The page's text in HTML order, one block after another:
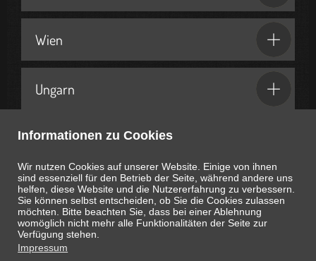
Informationen zu Cookies
Wir nutzen Cookies auf unserer Website. Einige von ihnen
sind essenziell für den Betrieb der Seite, während andere uns
helfen, diese Website und die Nutzererfahrung zu verbessern.
Sie können selbst entscheiden, ob Sie die Cookies zulassen
möchten. Bitte beachten Sie, dass bei einer Ablehnung
womöglich nicht mehr alle Funktionalitäten der Seite zur
Verfügung stehen.
Impressum
Wien
Ungarn
Geschenkideen & Partner
Heute istAugust 8, 2026 18:21:56Uhr